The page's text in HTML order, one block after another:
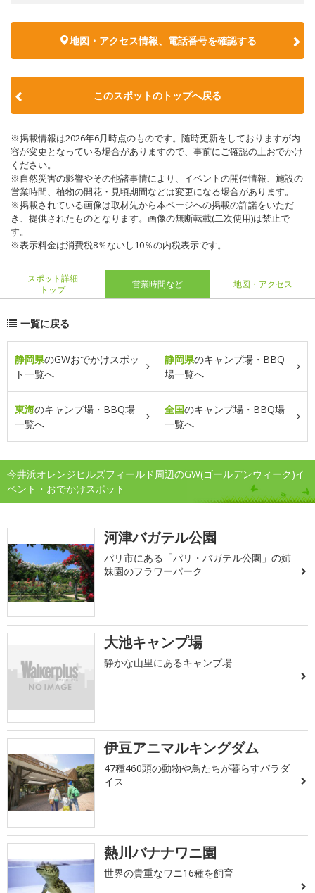
地図・アクセス情報、電話番号を確認する
このスポットのトップへ戻る
※掲載情報は2026年6月時点のものです。随時更新をしておりますが内
容が変更となっている場合がありますので、事前にご確認の上おでかけ
ください。
※自然災害の影響やその他諸事情により、イベントの開催情報、施設の
営業時間、植物の開花・見頃期間などは変更になる場合があります。
※掲載されている画像は取材先から本ページへの掲載の許諾をいただ
き、提供されたものとなります。画像の無断転載(二次使用)は禁止で
す。
※表示料金は消費税8％ないし10％の内税表示です。
スポット詳細
トップ
営業時間など 地図・アクセス
一覧に戻る
静岡県のGWおでかけスポッ
ト一覧へ
静岡県のキャンプ場・BBQ
場一覧へ
東海のキャンプ場・BBQ場
一覧へ
全国のキャンプ場・BBQ場
一覧へ
今井浜オレンジヒルズフィールド周辺のGW(ゴールデンウィーク)イ
ベント・おでかけスポット
河津バガテル公園
パリ市にある「パリ・バガテル公園」の姉
妹園のフラワーパーク
大池キャンプ場
静かな山里にあるキャンプ場
伊豆アニマルキングダム
47種460頭の動物や鳥たちが暮らすパラダ
イス
熱川バナナワニ園
世界の貴重なワニ16種を飼育